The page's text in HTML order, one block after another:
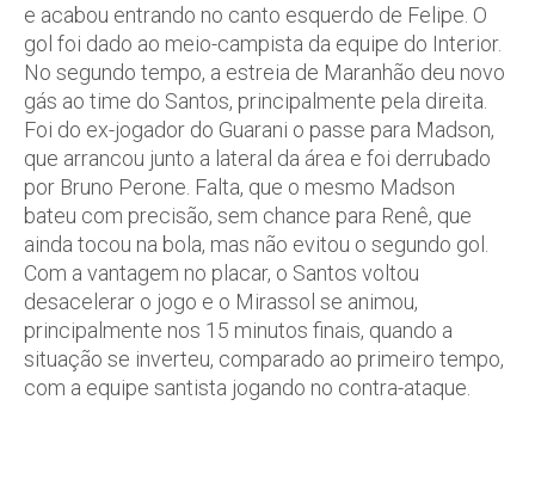
e acabou entrando no canto esquerdo de Felipe. O
gol foi dado ao meio-campista da equipe do Interior.
No segundo tempo, a estreia de Maranhão deu novo
gás ao time do Santos, principalmente pela direita.
Foi do ex-jogador do Guarani o passe para Madson,
que arrancou junto a lateral da área e foi derrubado
por Bruno Perone. Falta, que o mesmo Madson
bateu com precisão, sem chance para Renê, que
ainda tocou na bola, mas não evitou o segundo gol.
Com a vantagem no placar, o Santos voltou
desacelerar o jogo e o Mirassol se animou,
principalmente nos 15 minutos finais, quando a
situação se inverteu, comparado ao primeiro tempo,
com a equipe santista jogando no contra-ataque.